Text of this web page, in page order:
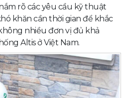
rõ các yêu cầu kỹ thuật
khăn cần thời gian để khắc
nhiều đơn vị đủ khả
Altis ở Việt Nam.